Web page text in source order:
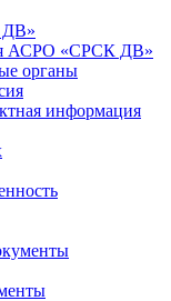
ДВ»
АСРО «СРСК ДВ»
органы
информация